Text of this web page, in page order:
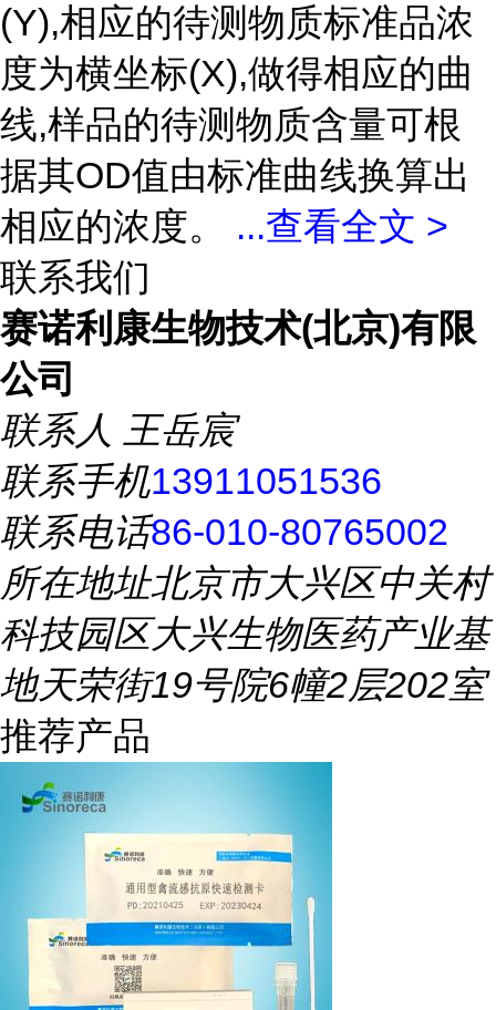
(Y),相应的待测物质标准品浓
度为横坐标(X),做得相应的曲
线,样品的待测物质含量可根
据其OD值由标准曲线换算出
相应的浓度。 ...查看全文 >
联系我们
赛诺利康生物技术(北京)有限
公司
联系人 王岳宸
联系手机13911051536
联系电话86-010-80765002
所在地址北京市大兴区中关村
科技园区大兴生物医药产业基
地天荣街19号院6幢2层202室
推荐产品